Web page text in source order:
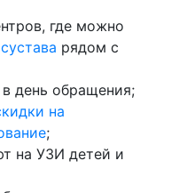
где можно
рядом с
день обращения;
на
;
на УЗИ детей и